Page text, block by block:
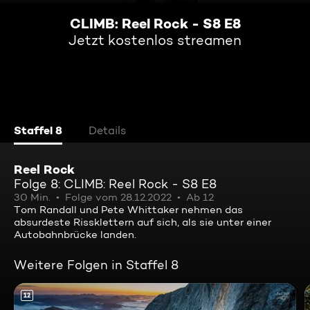
CLIMB: Reel Rock - S8 E8
Jetzt kostenlos streamen
Staffel 8 Details
Reel Rock
Folge 8: CLIMB: Reel Rock - S8 E8
30 Min. Folge vom 28.12.2022
Ab 12
Tom Randall und Pete Whittaker nehmen das
absurdeste Rissklettern auf sich, als sie unter einer
Autobahnbrücke landen.
Weitere Folgen in Staffel 8
12